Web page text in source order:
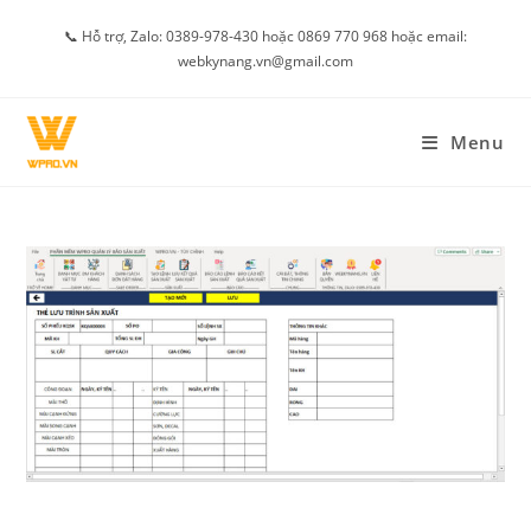
📞 Hỗ trợ, Zalo: 0389-978-430 hoặc 0869 770 968 hoặc email:
webkynang.vn@gmail.com
Menu